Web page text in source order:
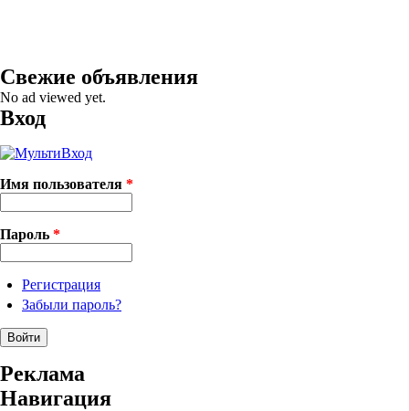
Свежие объявления
No ad viewed yet.
Вход
Имя пользователя *
Пароль *
Регистрация
Забыли пароль?
Реклама
Навигация